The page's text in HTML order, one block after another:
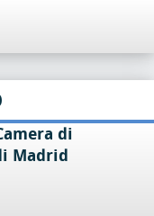
di
Madrid